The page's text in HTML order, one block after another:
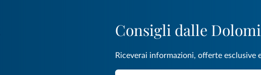
Consigli dalle
Riceverai informazioni, offerte esclusive